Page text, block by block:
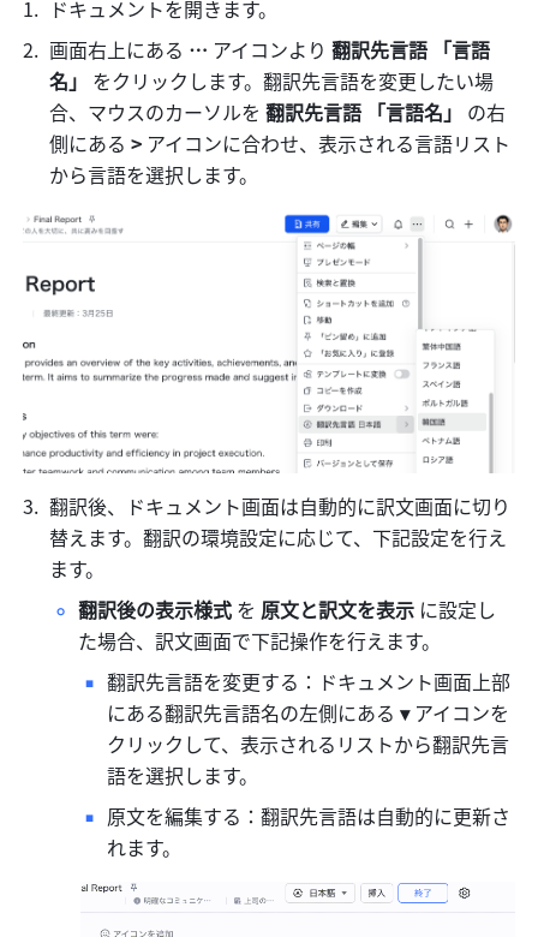
ドキュメントを開きます。
画面右上にある … アイコンより 翻訳先言語 「言語
名」 をクリックします。翻訳先言語を変更したい場
合、マウスのカーソルを 翻訳先言語 「言語名」 の右
側にある > アイコンに合わせ、表示される言語リスト
から言語を選択します。
翻訳後、ドキュメント画面は自動的に訳文画面に切り
替えます。翻訳の環境設定に応じて、下記設定を行え
ます。
翻訳後の表示様式 を 原文と訳文を表示 に設定し
た場合、訳文画面で下記操作を行えます。
翻訳先言語を変更する：ドキュメント画面上部
にある翻訳先言語名の左側にある ▾ アイコンを
クリックして、表示されるリストから翻訳先言
語を選択します。
原文を編集する：翻訳先言語は自動的に更新さ
れます。